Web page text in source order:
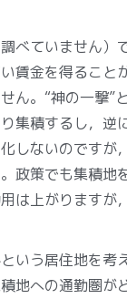
べていません）
賃金を得ること
ん。“神の一撃”
集積するし，逆
しないのですが
政策でも集積地
は上がりますが
いう居住地を考
地への通勤圏が